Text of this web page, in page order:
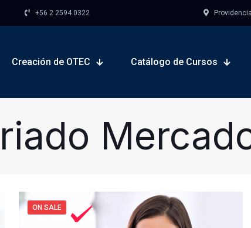
+56 2 2594 0322
Creación de OTEC Catálogo de Cursos
ON SALE